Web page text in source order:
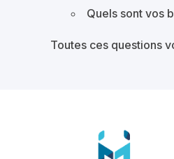
Quels sont vos
Toutes ces questions